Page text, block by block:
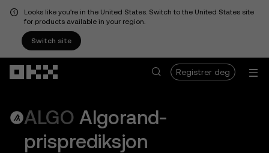
Looks like you're in the United States. Switch to the United States site
for products available in your region.
Switch site
Registrer deg
ALGO Algorand-
prisprediksjon